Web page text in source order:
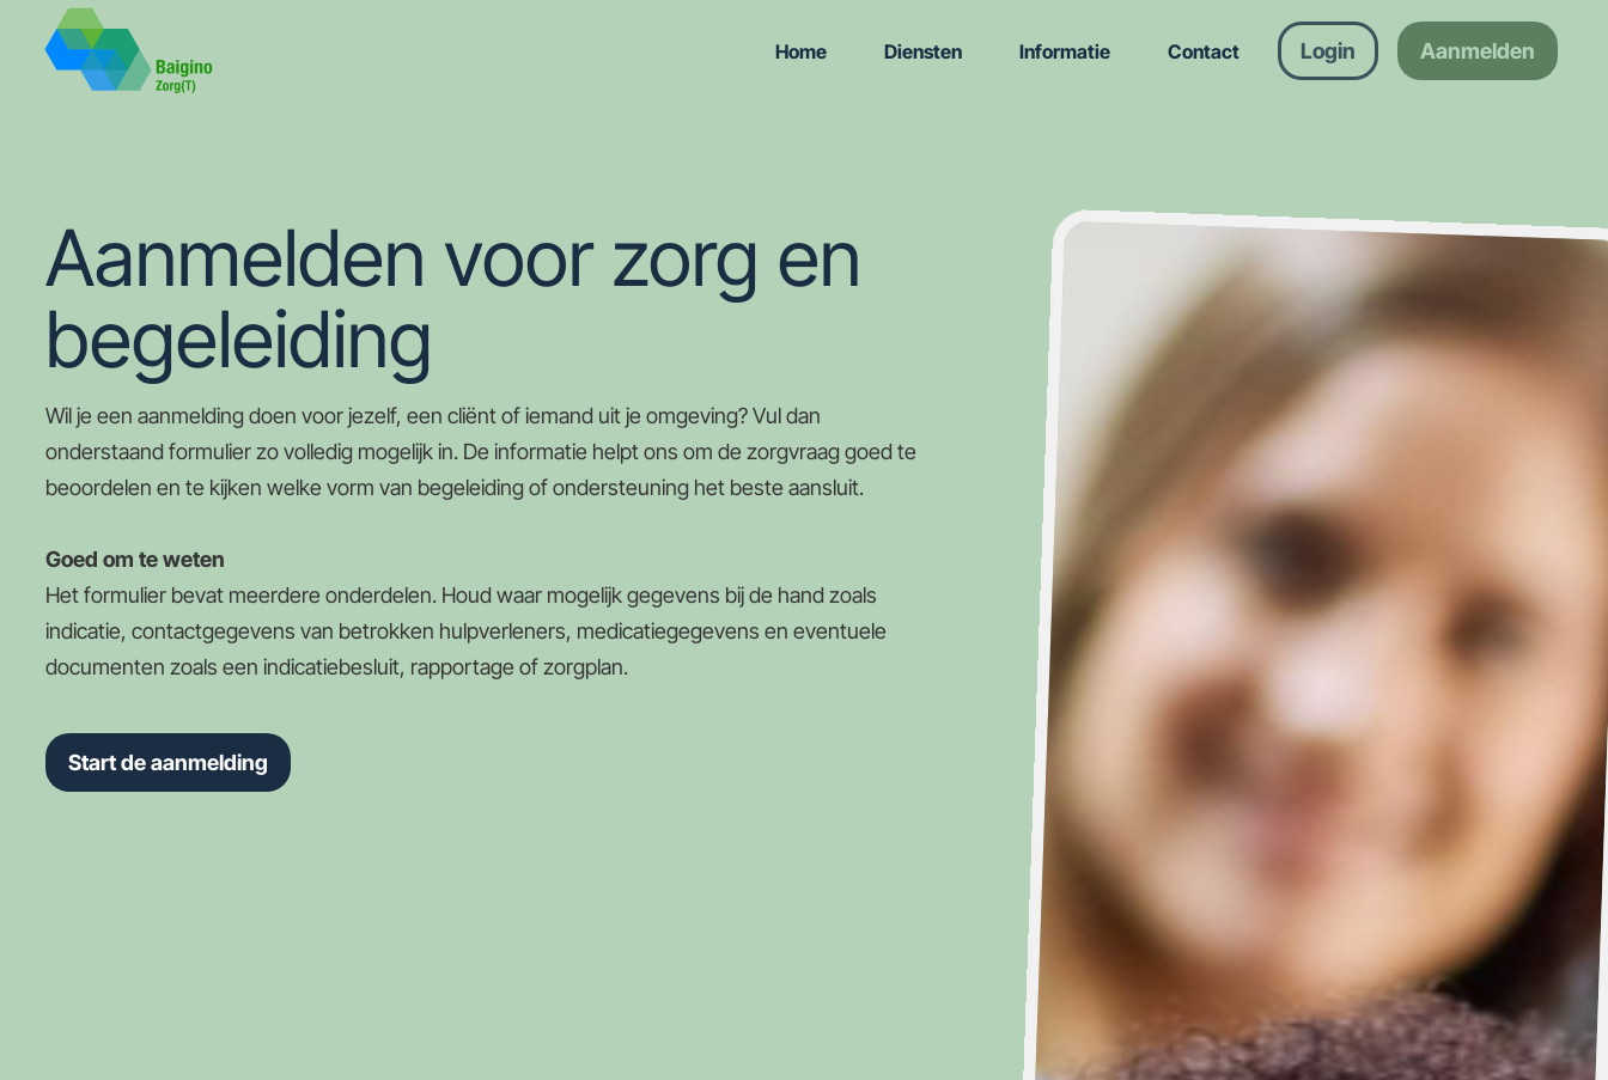
Home Diensten Informatie Contact Login Aanmelden
Aanmelden voor zorg en
begeleiding
Wil je een aanmelding doen voor jezelf, een cliënt of iemand uit je omgeving? Vul dan
onderstaand formulier zo volledig mogelijk in. De informatie helpt ons om de zorgvraag goed te
beoordelen en te kijken welke vorm van begeleiding of ondersteuning het beste aansluit.
Goed om te weten
Het formulier bevat meerdere onderdelen. Houd waar mogelijk gegevens bij de hand zoals
indicatie, contactgegevens van betrokken hulpverleners, medicatiegegevens en eventuele
documenten zoals een indicatiebesluit, rapportage of zorgplan.
Start de aanmelding